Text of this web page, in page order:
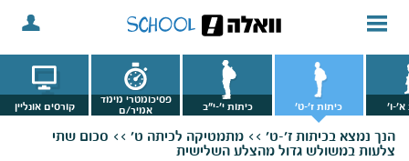
א'-ו' כיתות ז'-ט' כיתות י'-י"ב
פסיכומטרי מימד
אמיר/ם
קורסים אונליין
הנך נמצא בכיתות ז'-ט' >> מתמטיקה לכיתה ט' >> סכום שתי
צלעות במשולש גדול מהצלע השלישית